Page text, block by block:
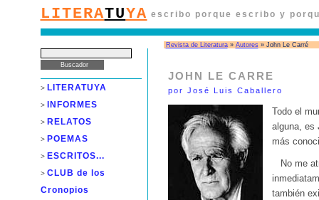
LITERATUYA escribo porque escribo y
Revista de Literatura» Autores» John Le Carré
> LITERATUYA
> INFORMES
> RELATOS
> POEMAS
> ESCRITOS...
> CLUB de los
Cronopios
JOHN LE CARRE
por José Luis Caballero
Todo el
alguna, es
más
No me
también